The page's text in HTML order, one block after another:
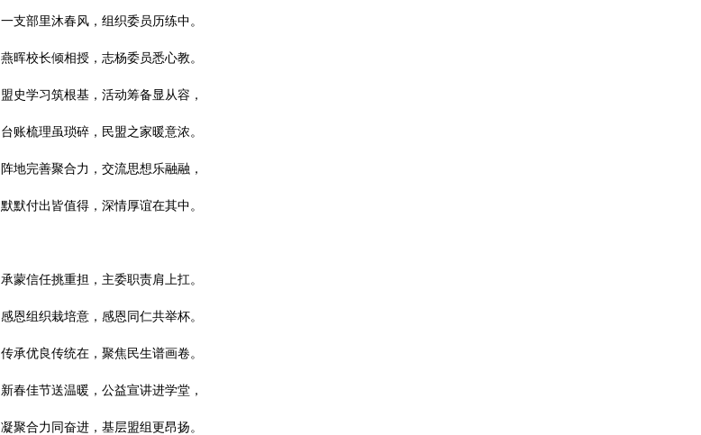
一支部里沐春风，组织委员历练中。
燕晖校长倾相授，志杨委员悉心教。
盟史学习筑根基，活动筹备显从容，
台账梳理虽琐碎，民盟之家暖意浓。
阵地完善聚合力，交流思想乐融融，
默默付出皆值得，深情厚谊在其中。
承蒙信任挑重担，主委职责肩上扛。
感恩组织栽培意，感恩同仁共举杯。
传承优良传统在，聚焦民生谱画卷。
新春佳节送温暖，公益宣讲进学堂，
凝聚合力同奋进，基层盟组更昂扬。